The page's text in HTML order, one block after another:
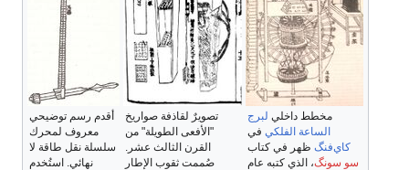
مخطط داخلي لبرج
الساعة الفلكي في
كاي‌فنگ ظهر في كتاب
سو سونگ، الذي كتبه عام
تصويرٌ لقاذفة صواريخ
"الأفعى الطويلة" من
القرن الثالث عشر.
صُممت ثقوب الإطار
أقدم رسم توضيحي
معروف لمحرك
سلسلة نقل طاقة لا
نهائي. استُخدم